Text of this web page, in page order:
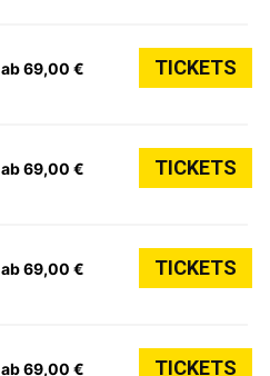
ab 69,00 € TICKETS
ab 69,00 € TICKETS
ab 69,00 € TICKETS
ab 69,00 € TICKETS